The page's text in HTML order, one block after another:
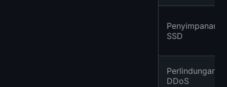
Penyimpanan
SSD
Perlindungan
DDoS